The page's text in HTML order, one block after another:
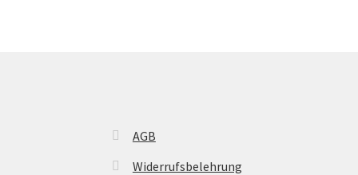
AGB
Widerrufsbelehrung